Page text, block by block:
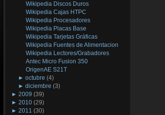
Wikipedia Discos Duros
Wikipedia Cajas HTPC
Wikipedia Procesadores
Wikipedia Placas Base
Wikipedia Tarjetas Gráficas
Wikipedia Fuentes de Alimentacion
Wikipedia Lectores/Grabadores
Antec Micro Fusion 350
OrigenAE S21T
►octubre (4)
►diciembre (3)
► 2009 (39)
► 2010 (29)
► 2011 (30)